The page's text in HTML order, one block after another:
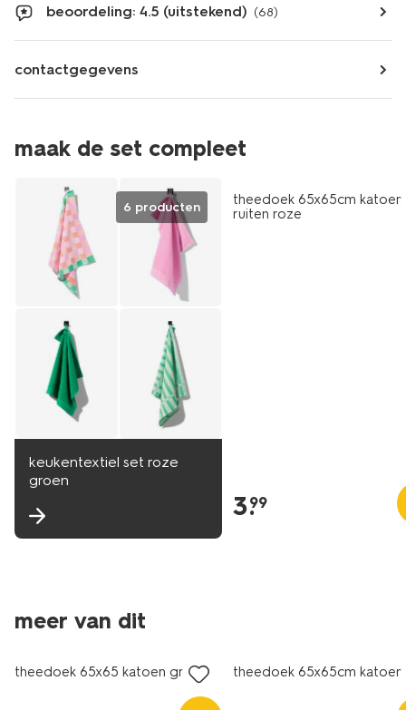
beoordeling: 4.5 (uitstekend) (68)
contactgegevens
maak de set compleet
6 producten
keukentextiel set roze
groen
theedoek 65x65cm katoen
ruiten roze
3.
99
meer van dit
theedoek 65x65 katoen groen theedoek 65x65cm